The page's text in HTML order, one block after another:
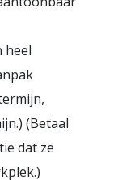
heel
(Betaal
dat ze